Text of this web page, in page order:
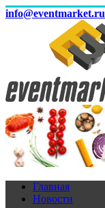
info@eventmarket.ru
Главная
Новости